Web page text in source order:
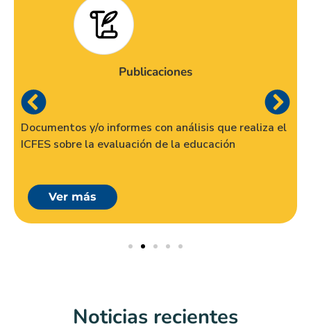
Publicaciones
Documentos y/o informes con análisis que realiza el
ICFES sobre la evaluación de la educación
Ver más
Noticias recientes